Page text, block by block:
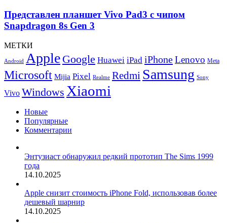
Представлен планшет Vivo Pad3 с чипом
Snapdragon 8s Gen 3
МЕТКИ
Android Apple Google Huawei iPad iPhoneLenovo Meta
Microsoft Mijia Pixel Realme Redmi Samsung Sony
Vivo Windows Xiaomi
Новые
Популярные
Комментарии
Энтузиаст обнаружил редкий прототип The Sims 1999
года
14.10.2025
Apple снизит стоимость iPhone Fold, использовав более
дешевый шарнир
14.10.2025